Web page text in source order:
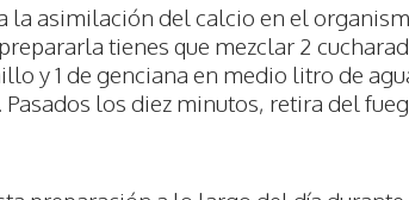
la asimilación del calcio en el
tienes que mezclar 2
y 1 de genciana en medio litro de
los diez minutos, retira del